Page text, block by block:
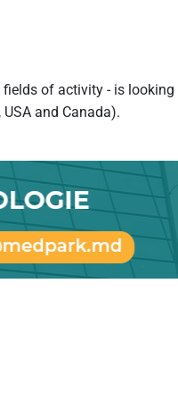
of activity - is
and Canada).